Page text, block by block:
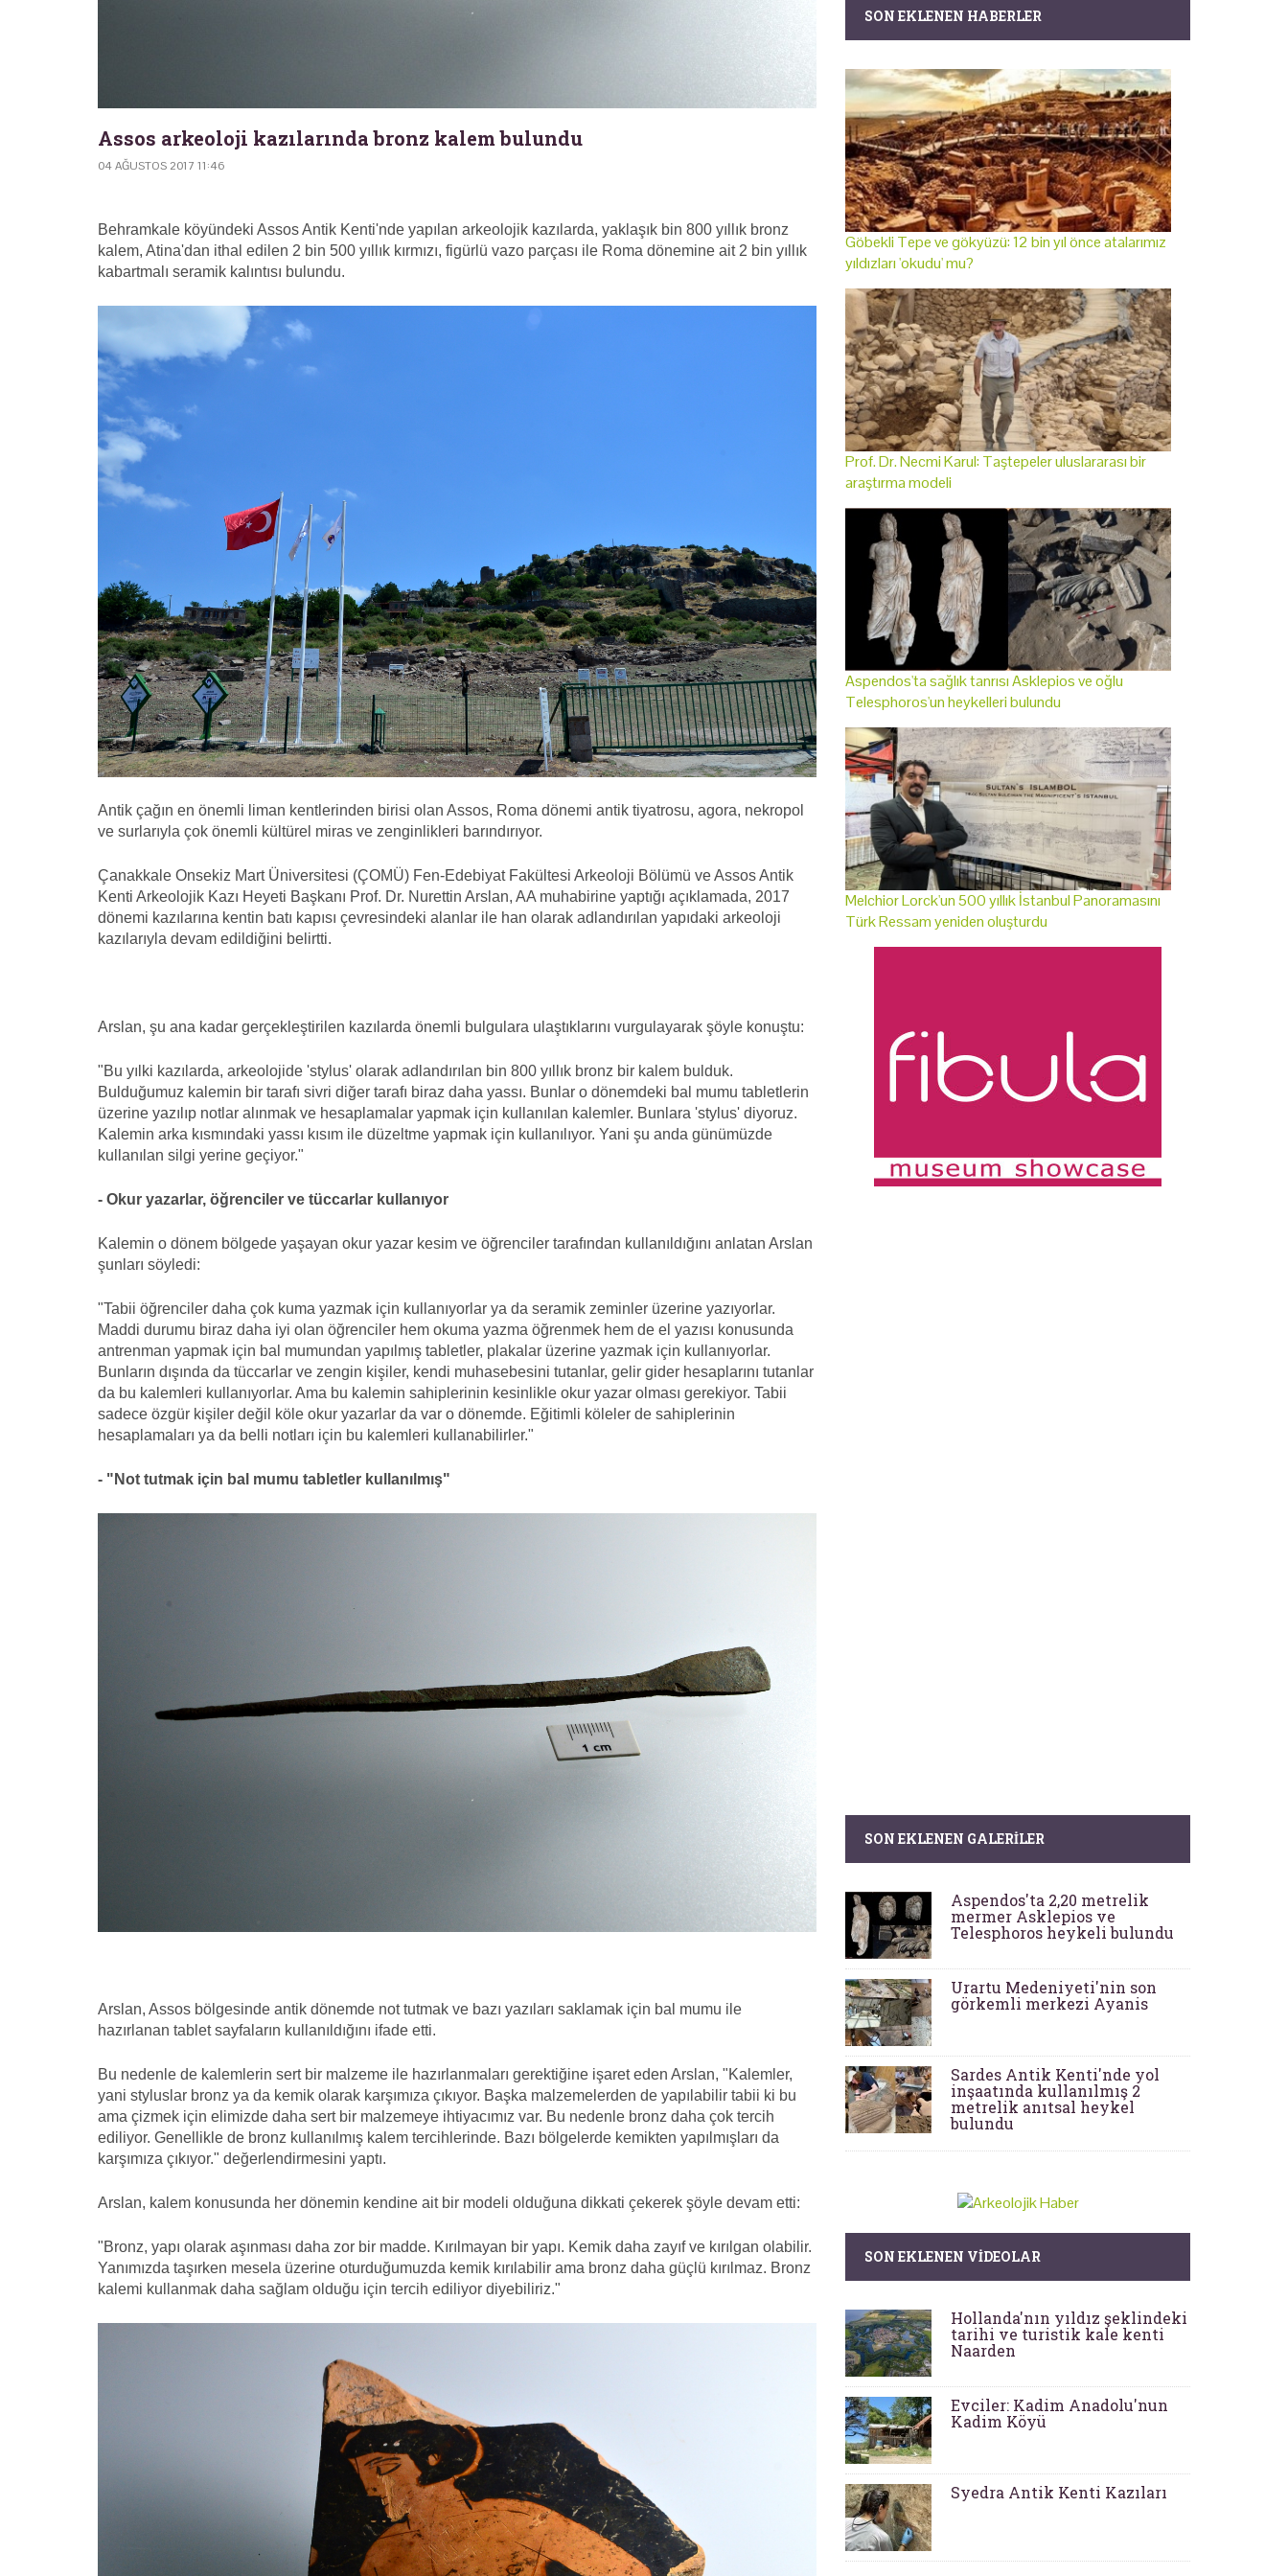
Assos arkeoloji kazılarında bronz kalem bulundu
04 AĞUSTOS 2017 11:46
Behramkale köyündeki Assos Antik Kenti'nde yapılan arkeolojik kazılarda, yaklaşık bin 800 yıllık bronz
kalem, Atina'dan ithal edilen 2 bin 500 yıllık kırmızı, figürlü vazo parçası ile Roma dönemine ait 2 bin yıllık
kabartmalı seramik kalıntısı bulundu.
Antik çağın en önemli liman kentlerinden birisi olan Assos, Roma dönemi antik tiyatrosu, agora, nekropol
ve surlarıyla çok önemli kültürel miras ve zenginlikleri barındırıyor.
Çanakkale Onsekiz Mart Üniversitesi (ÇOMÜ) Fen-Edebiyat Fakültesi Arkeoloji Bölümü ve Assos Antik
Kenti Arkeolojik Kazı Heyeti Başkanı Prof. Dr. Nurettin Arslan, AA muhabirine yaptığı açıklamada, 2017
dönemi kazılarına kentin batı kapısı çevresindeki alanlar ile han olarak adlandırılan yapıdaki arkeoloji
kazılarıyla devam edildiğini belirtti.
Arslan, şu ana kadar gerçekleştirilen kazılarda önemli bulgulara ulaştıklarını vurgulayarak şöyle konuştu:
"Bu yılki kazılarda, arkeolojide 'stylus' olarak adlandırılan bin 800 yıllık bronz bir kalem bulduk.
Bulduğumuz kalemin bir tarafı sivri diğer tarafı biraz daha yassı. Bunlar o dönemdeki bal mumu tabletlerin
üzerine yazılıp notlar alınmak ve hesaplamalar yapmak için kullanılan kalemler. Bunlara 'stylus' diyoruz.
Kalemin arka kısmındaki yassı kısım ile düzeltme yapmak için kullanılıyor. Yani şu anda günümüzde
kullanılan silgi yerine geçiyor."
- Okur yazarlar, öğrenciler ve tüccarlar kullanıyor
Kalemin o dönem bölgede yaşayan okur yazar kesim ve öğrenciler tarafından kullanıldığını anlatan Arslan
şunları söyledi:
"Tabii öğrenciler daha çok kuma yazmak için kullanıyorlar ya da seramik zeminler üzerine yazıyorlar.
Maddi durumu biraz daha iyi olan öğrenciler hem okuma yazma öğrenmek hem de el yazısı konusunda
antrenman yapmak için bal mumundan yapılmış tabletler, plakalar üzerine yazmak için kullanıyorlar.
Bunların dışında da tüccarlar ve zengin kişiler, kendi muhasebesini tutanlar, gelir gider hesaplarını tutanlar
da bu kalemleri kullanıyorlar. Ama bu kalemin sahiplerinin kesinlikle okur yazar olması gerekiyor. Tabii
sadece özgür kişiler değil köle okur yazarlar da var o dönemde. Eğitimli köleler de sahiplerinin
hesaplamaları ya da belli notları için bu kalemleri kullanabilirler."
- "Not tutmak için bal mumu tabletler kullanılmış"
Arslan, Assos bölgesinde antik dönemde not tutmak ve bazı yazıları saklamak için bal mumu ile
hazırlanan tablet sayfaların kullanıldığını ifade etti.
Bu nedenle de kalemlerin sert bir malzeme ile hazırlanmaları gerektiğine işaret eden Arslan, "Kalemler,
yani styluslar bronz ya da kemik olarak karşımıza çıkıyor. Başka malzemelerden de yapılabilir tabii ki bu
ama çizmek için elimizde daha sert bir malzemeye ihtiyacımız var. Bu nedenle bronz daha çok tercih
ediliyor. Genellikle de bronz kullanılmış kalem tercihlerinde. Bazı bölgelerde kemikten yapılmışları da
karşımıza çıkıyor." değerlendirmesini yaptı.
Arslan, kalem konusunda her dönemin kendine ait bir modeli olduğuna dikkati çekerek şöyle devam etti:
"Bronz, yapı olarak aşınması daha zor bir madde. Kırılmayan bir yapı. Kemik daha zayıf ve kırılgan olabilir.
Yanımızda taşırken mesela üzerine oturduğumuzda kemik kırılabilir ama bronz daha güçlü kırılmaz. Bronz
kalemi kullanmak daha sağlam olduğu için tercih ediliyor diyebiliriz."
SON EKLENEN HABERLER
Göbekli Tepe ve gökyüzü: 12 bin yıl önce atalarımız
yıldızları 'okudu' mu?
Prof. Dr. Necmi Karul: Taştepeler uluslararası bir
araştırma modeli
Aspendos'ta sağlık tanrısı Asklepios ve oğlu
Telesphoros'un heykelleri bulundu
Melchior Lorck'un 500 yıllık İstanbul Panoramasını
Türk Ressam yeniden oluşturdu
SON EKLENEN GALERILER
Aspendos'ta 2,20 metrelik
mermer Asklepios ve
Telesphoros heykeli bulundu
Urartu Medeniyeti'nin son
görkemli merkezi Ayanis
Sardes Antik Kenti'nde yol
inşaatında kullanılmış 2
metrelik anıtsal heykel
bulundu
SON EKLENEN VIDEOLAR
Hollanda'nın yıldız şeklindeki
tarihi ve turistik kale kenti
Naarden
Evciler: Kadim Anadolu'nun
Kadim Köyü
Syedra Antik Kenti Kazıları